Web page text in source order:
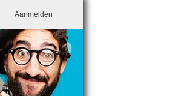
Aanmelden